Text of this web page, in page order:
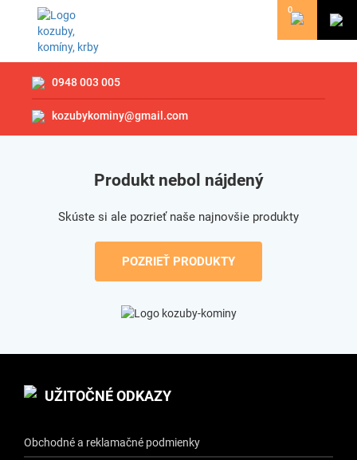
0
0948 003 005
kozubykominy@gmail.com
Produkt nebol nájdený
Skúste si ale pozrieť naše najnovšie produkty
POZRIEŤ PRODUKTY
UŽITOČNÉ ODKAZY
Obchodné a reklamačné podmienky